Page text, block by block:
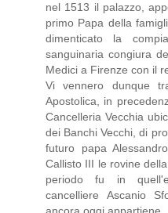
nel 1513 il palazzo,
primo Papa della
dimenticato la
sanguinaria congiura
Medici a Firenze con il
Vi vennero dunque
Apostolica, in
Cancelleria Vecchia
dei Banchi Vecchi, di
futuro papa
Callisto III le rovine
periodo fu in
cancelliere Ascanio